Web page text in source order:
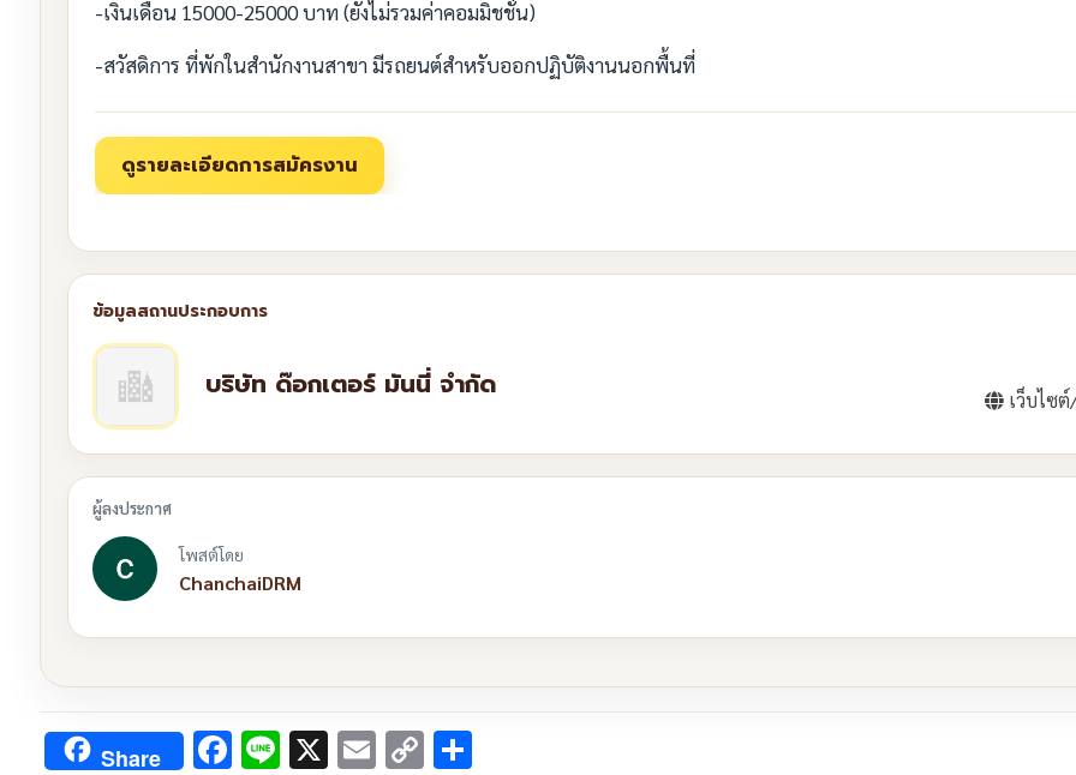
-เงินเดือน 15000-25000 บาท (ยังไม่รวมค่าคอมมิชชั่น)
-สวัสดิการ ที่พักในสำนักงานสาขา มีรถยนต์สำหรับออกปฏิบัติงานนอกพื้นที่
บริษัท ด๊อกเตอร์ มันนี่ จำกัด เว็บไซต์
โพสต์โดย
ChanchaiDRM
Share Facebook
Line
X Email
Copy